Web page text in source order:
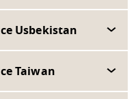
Usbekistan
Taiwan